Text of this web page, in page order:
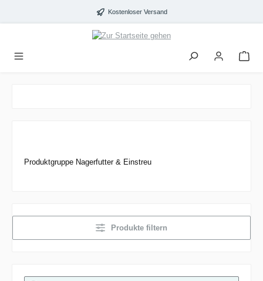
Kostenloser Versand
Produktgruppe Nagerfutter & Einstreu
Produkte filtern